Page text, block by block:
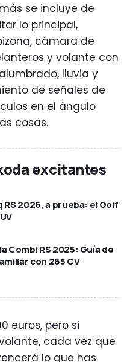
se incluye de
lo principal,
cámara de
y volante con
lluvia y
de señales de
en el ángulo
cosas.
excitantes
RS 2026, a prueba: el Golf
Combi RS 2025: Guía de
con 265 CV
euros, pero si
cada vez que
lo que has